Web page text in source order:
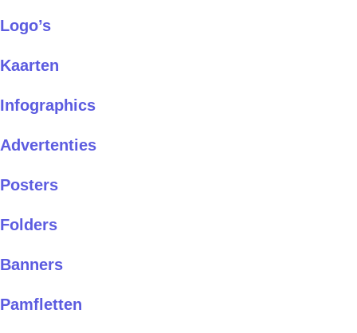
Logo’s
Kaarten
Infographics
Advertenties
Posters
Folders
Banners
Pamfletten